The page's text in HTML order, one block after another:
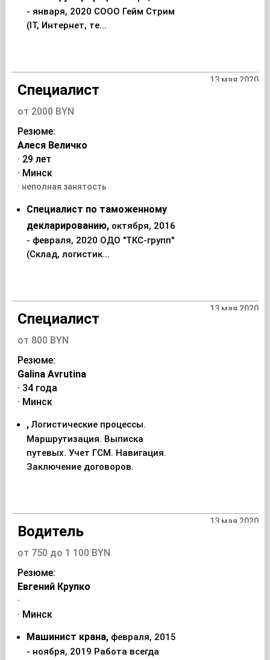
- января, 2020 СООО Гейм Стрим
(IT, Интернет, те...
13 мая 2020
Специалист
от 2000 BYN
Резюме:
Алеся Величко
· 29 лет
· Минск
· неполная занятость
Специалист по таможенному
декларированию, октября, 2016
- февраля, 2020 ОДО "ТКС-групп"
(Склад, логистик...
13 мая 2020
Специалист
от 800 BYN
Резюме:
Galina Avrutina
· 34 года
· Минск
,Логистические процессы.
Маршрутизация. Выписка
путевых. Учет ГСМ. Навигация.
Заключение договоров.
13 мая 2020
Водитель
от 750 до 1 100 BYN
Резюме:
Евгений Крупко
·
· Минск
Машинист крана, февраля, 2015
- ноября, 2019 Работа всегда